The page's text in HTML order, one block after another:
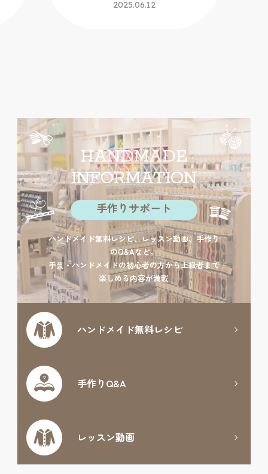
2025.06.12
HANDMADE
INFORMATION
手作りサポート
ハンドメイド無料レシピ、レッスン動画、手作り
のQ&Aなど。
手芸・ハンドメイドの初心者の方から上級者まで
楽しめる内容が満載
ハンドメイド無料レシピ
手作りQ&A
レッスン動画